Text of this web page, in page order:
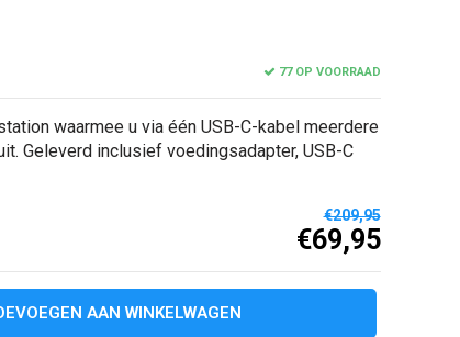
77 OP VOORRAAD
waarmee u via één USB-C-kabel meerdere
Geleverd inclusief voedingsadapter, USB-C
€209,95
€69,95
AAN WINKELWAGEN